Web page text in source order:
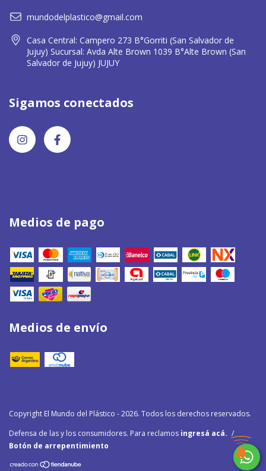
mundodelplastico@gmail.com
Casa Central: Campero 273 B°Gorriti (San Salvador de
Jujuy) Sucursal: Avda Alte Brown 1039 B°Alte Brown (San
Salvador de Jujuy) JUJUY
Sigamos conectados
Medios de pago
Medios de envío
Copyright El Mundo del Plástico - 2026. Todos los derechos reservados.
Defensa de las y los consumidores. Para reclamos ingresá acá. /
Botón de arrepentimiento